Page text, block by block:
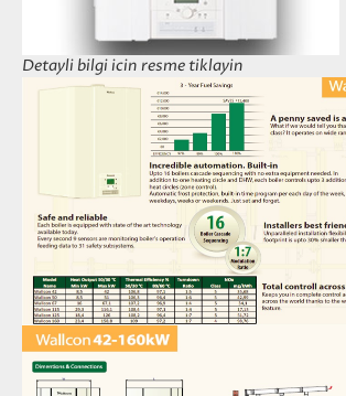
Detayli bilgi icin resme tiklayin